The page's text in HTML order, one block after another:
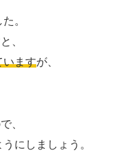
。
、
いますが、
、
にしましょう。